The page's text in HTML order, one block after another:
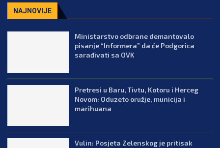
NAJNOVIJE
Ministarstvo odbrane demantovalo
pisanje “Informera” da će Podgorica
sarađivati sa OVK
Pretresi u Baru, Tivtu, Kotoru i Herceg
Novom: Oduzeto oružje, municija i
marihuana
Vulin: Posjeta Zelenskog je pritisak